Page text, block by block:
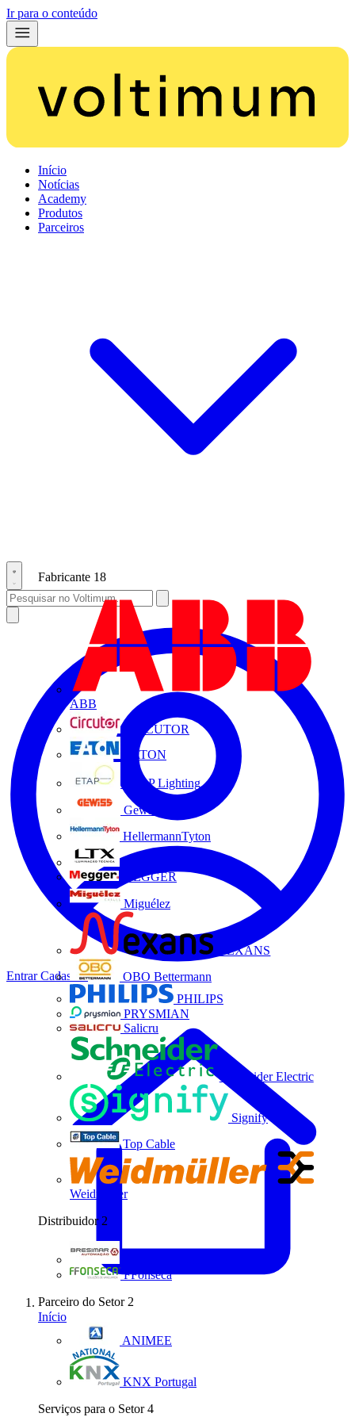
Ir para o conteúdo
Início
Notícias
Academy
Produtos
Parceiros
Fabricante 18
ABB
CIRCUTOR
EATON
ETAP Lighting
Gewiss
HellermannTyton
MEGGER
Miguélez
NEXANS
OBO Bettermann
PHILIPS
PRYSMIAN
Salicru
Schneider Electric
Signify
Top Cable
Weidmüller
Distribuidor 2
FFonseca
Parceiro do Setor 2
ANIMEE
KNX Portugal
Serviços para o Setor 4
EntrarCadastrar
Início